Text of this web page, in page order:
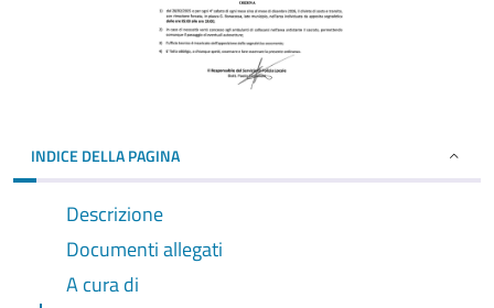
INDICE DELLA PAGINA
Descrizione
Documenti allegati
A cura di